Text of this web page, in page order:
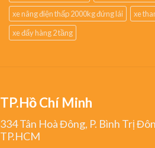
xe nâng điện thấp 2000kg đứng lái
xe
xe đẩy hàng 2 tầng
TP.Hồ Chí Minh
334 Tân Hoà Đông, P. Bình Trị
TP.HCM